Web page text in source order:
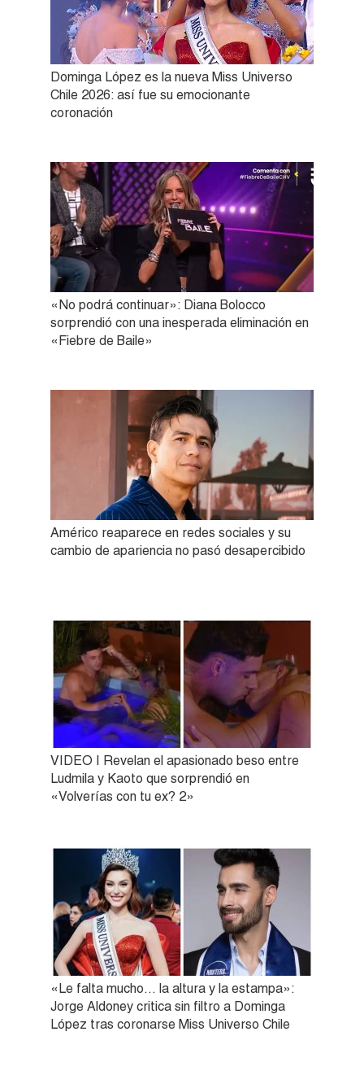
Dominga López es la nueva Miss Universo
Chile 2026: así fue su emocionante
coronación
«No podrá continuar»: Diana Bolocco
sorprendió con una inesperada eliminación en
«Fiebre de Baile»
Américo reaparece en redes sociales y su
cambio de apariencia no pasó desapercibido
VIDEO | Revelan el apasionado beso entre
Ludmila y Kaoto que sorprendió en
«Volverías con tu ex? 2»
«Le falta mucho… la altura y la estampa»:
Jorge Aldoney critica sin filtro a Dominga
López tras coronarse Miss Universo Chile